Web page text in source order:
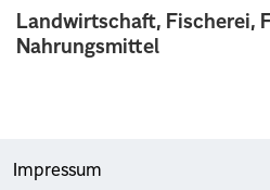
Landwirtschaft, Fischerei,
Nahrungsmittel
Impressum